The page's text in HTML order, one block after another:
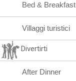
Bed & Breakfast
Villaggi turistici
Divertirti
After Dinner